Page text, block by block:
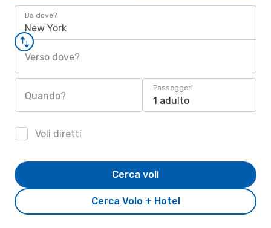
Da dove?
New York
Verso dove?
Quando?
Passeggeri
1 adulto
Voli diretti
Cerca Volo + Hotel
Cerca voli